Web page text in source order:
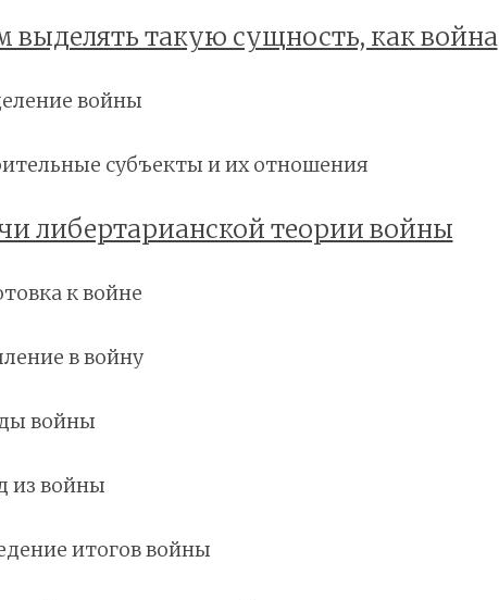
выделять такую сущность, как война
войны
субъекты и их отношения
либертарианской теории войны
к войне
в войну
войны
из войны
итогов войны